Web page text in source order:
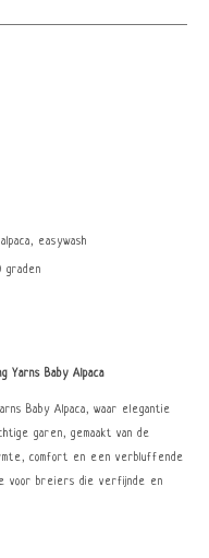
easywash
graden
Yarns Baby Alpaca
Baby Alpaca, waar elegantie
garen, gemaakt van de
comfort en een verbluffende
voor breiers die verfijnde en